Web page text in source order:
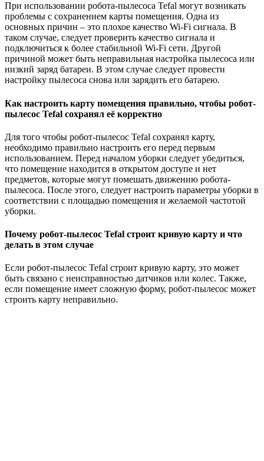
При использовании робота-пылесоса Tefal могут возникать
проблемы с сохранением карты помещения. Одна из
основных причин – это плохое качество Wi-Fi сигнала. В
таком случае, следует проверить качество сигнала и
подключиться к более стабильной Wi-Fi сети. Другой
причиной может быть неправильная настройка пылесоса или
низкий заряд батареи. В этом случае следует провести
настройку пылесоса снова или зарядить его батарею.
Как настроить карту помещения правильно, чтобы робот-
пылесос Tefal сохранял её корректно
Для того чтобы робот-пылесос Tefal сохранял карту,
необходимо правильно настроить его перед первым
использованием. Перед началом уборки следует убедиться,
что помещение находится в открытом доступе и нет
предметов, которые могут помешать движению робота-
пылесоса. После этого, следует настроить параметры уборки в
соответствии с площадью помещения и желаемой частотой
уборки.
Почему робот-пылесос Tefal строит кривую карту и что
делать в этом случае
Если робот-пылесос Tefal строит кривую карту, это может
быть связано с неисправностью датчиков или колес. Также,
если помещение имеет сложную форму, робот-пылесос может
строить карту неправильно.